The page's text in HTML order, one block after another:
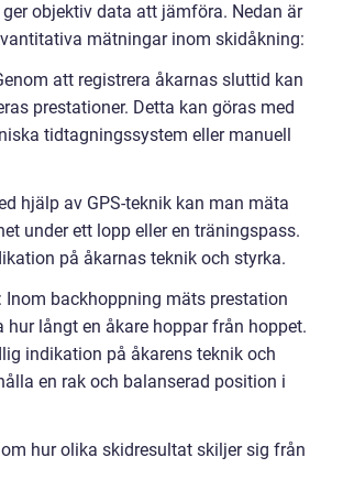
objektiv data att jämföra. Nedan är
mätningar inom skidåkning:
att registrera åkarnas sluttid kan
prestationer. Detta kan göras med
tidtagningssystem eller manuell
hjälp av GPS-teknik kan man mäta
under ett lopp eller en träningspass.
på åkarnas teknik och styrka.
Inom backhoppning mäts prestation
hur långt en åkare hoppar från hoppet.
indikation på åkarens teknik och
en rak och balanserad position i
hur olika skidresultat skiljer sig från